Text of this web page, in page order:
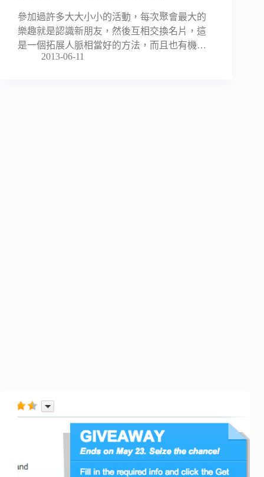
參加過許多大大小小的活動，每次聚會最大的
樂趣就是認識新朋友，然後互相交換名片，這
是一個拓展人脈相當好的方法，而且也有機…
2013-06-11